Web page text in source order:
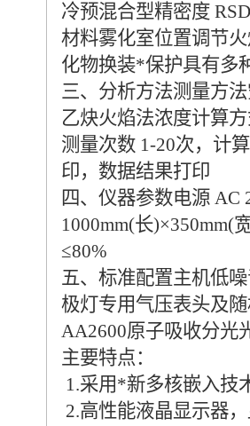
冷预混合型精密度
材料雾化室位置调节
化物换装*保护具有多
三、分析方法测量方
乙炔火焰法浓度计算
测量次数 1-20次，计
印，数据结果打印
四、仪器参数电源 AC
1000mm(长)×350mm(
≤80%
五、标准配置主机低
极灯专用气压表头及
AA2600原子吸收分光
主要特点：
1.采用*新多核嵌入技
2.高性能液晶显示器